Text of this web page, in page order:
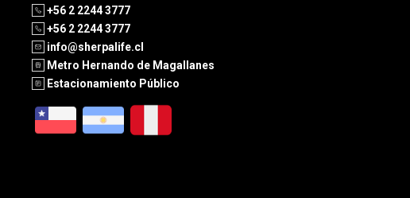
+56 2 2244 3777
+56 2 2244 3777
info@sherpalife.cl
Metro Hernando de Magallanes
Estacionamiento Público